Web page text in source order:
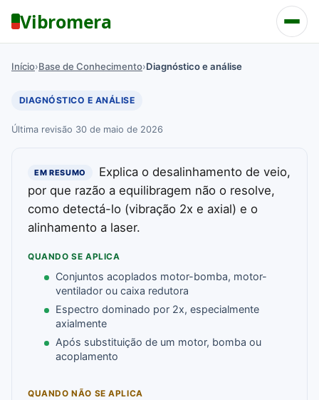
Vibromera
Início›Base de Conhecimento›Diagnóstico e análise
DIAGNÓSTICO E ANÁLISE
Última revisão 30 de maio de 2026
EM RESUMO
Explica o desalinhamento de veio,
por que razão a equilibragem não o resolve,
como detectá-lo (vibração 2x e axial) e o
alinhamento a laser.
QUANDO SE APLICA
Conjuntos acoplados motor-bomba, motor-
ventilador ou caixa redutora
Espectro dominado por 2x, especialmente
axialmente
Após substituição de um motor, bomba ou
acoplamento
QUANDO NÃO SE APLICA